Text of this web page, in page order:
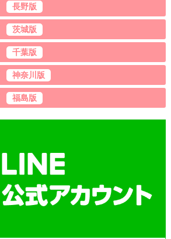
長野版
茨城版
千葉版
神奈川版
福島版